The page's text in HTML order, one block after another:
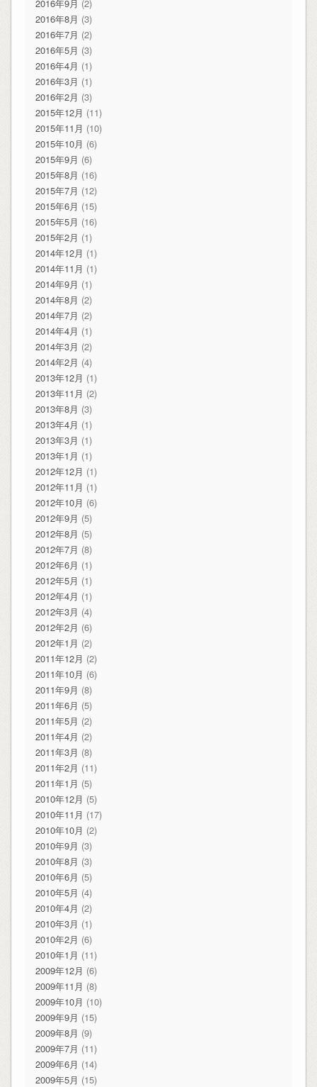
2016年9月 (2)
2016年8月 (3)
2016年7月 (2)
2016年5月 (3)
2016年4月 (1)
2016年3月 (1)
2016年2月 (3)
2015年12月 (11)
2015年11月 (10)
2015年10月 (6)
2015年9月 (6)
2015年8月 (16)
2015年7月 (12)
2015年6月 (15)
2015年5月 (16)
2015年2月 (1)
2014年12月 (1)
2014年11月 (1)
2014年9月 (1)
2014年8月 (2)
2014年7月 (2)
2014年4月 (1)
2014年3月 (2)
2014年2月 (4)
2013年12月 (1)
2013年11月 (2)
2013年8月 (3)
2013年4月 (1)
2013年3月 (1)
2013年1月 (1)
2012年12月 (1)
2012年11月 (1)
2012年10月 (6)
2012年9月 (5)
2012年8月 (5)
2012年7月 (8)
2012年6月 (1)
2012年5月 (1)
2012年4月 (1)
2012年3月 (4)
2012年2月 (6)
2012年1月 (2)
2011年12月 (2)
2011年10月 (6)
2011年9月 (8)
2011年6月 (5)
2011年5月 (2)
2011年4月 (2)
2011年3月 (8)
2011年2月 (11)
2011年1月 (5)
2010年12月 (5)
2010年11月 (17)
2010年10月 (2)
2010年9月 (3)
2010年8月 (3)
2010年6月 (5)
2010年5月 (4)
2010年4月 (2)
2010年3月 (1)
2010年2月 (6)
2010年1月 (11)
2009年12月 (6)
2009年11月 (8)
2009年10月 (10)
2009年9月 (15)
2009年8月 (9)
2009年7月 (11)
2009年6月 (14)
2009年5月 (15)